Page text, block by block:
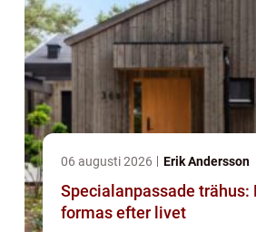
06 augusti 2026 Erik Andersson
Specialanpassade trähus:
formas efter livet